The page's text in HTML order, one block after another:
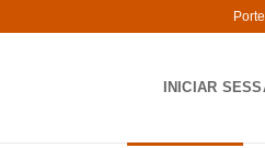
INICIAR